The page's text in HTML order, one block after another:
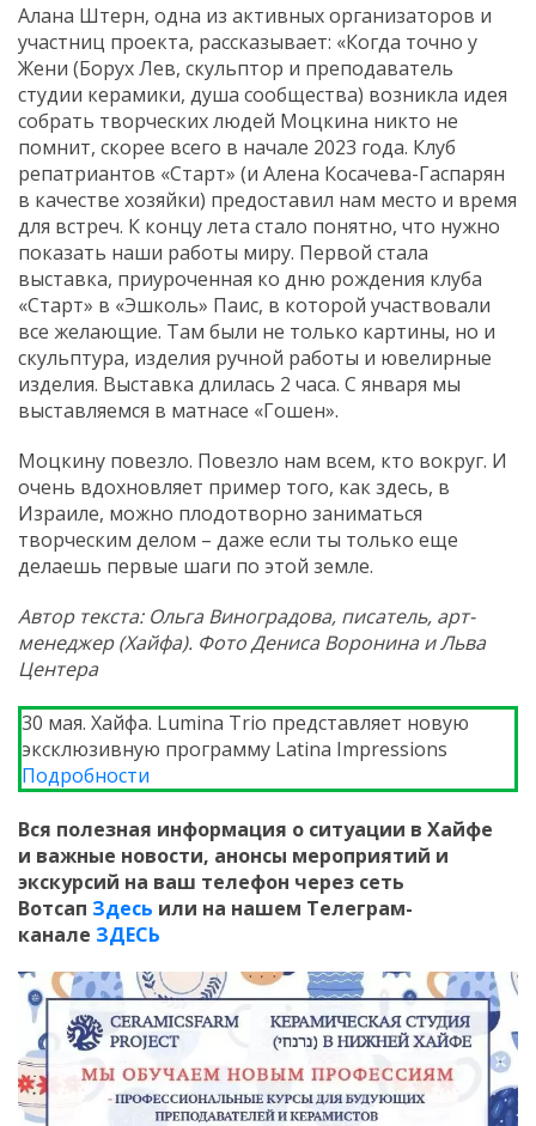
Алана Штерн, одна из активных организаторов и
участниц проекта, рассказывает: «Когда точно у
Жени (Борух Лев, скульптор и преподаватель
студии керамики, душа сообщества) возникла идея
собрать творческих людей Моцкина никто не
помнит, скорее всего в начале 2023 года. Клуб
репатриантов «Старт» (и Алена Косачева-Гаспарян
в качестве хозяйки) предоставил нам место и время
для встреч. К концу лета стало понятно, что нужно
показать наши работы миру. Первой стала
выставка, приуроченная ко дню рождения клуба
«Старт» в «Эшколь» Паис, в которой участвовали
все желающие. Там были не только картины, но и
скульптура, изделия ручной работы и ювелирные
изделия. Выставка длилась 2 часа. С января мы
выставляемся в матнасе «Гошен».
Моцкину повезло. Повезло нам всем, кто вокруг. И
очень вдохновляет пример того, как здесь, в
Израиле, можно плодотворно заниматься
творческим делом – даже если ты только еще
делаешь первые шаги по этой земле.
Автор текста: Ольга Виноградова, писатель, арт-
менеджер (Хайфа). Фото Дениса Воронина и Льва
Центера
30 мая. Хайфа. Lumina Trio представляет новую
эксклюзивную программу Latina Impressions
Подробности
Вся полезная информация о ситуации в Хайфе
и важные новости, анонсы мероприятий и
экскурсий на ваш телефон через сеть
Вотсап Здесь или на нашем Телеграм-
канале ЗДЕСЬ